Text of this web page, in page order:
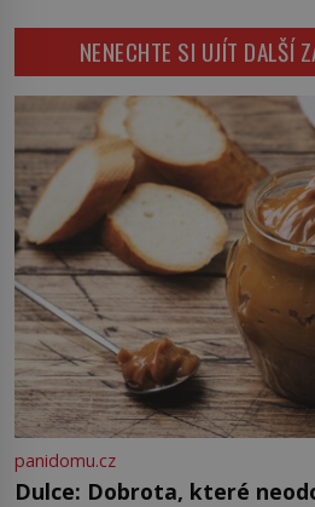
[…]
místo
Jeruzalémě.
zdálo jasné,
Starodávná
Golgota, v
„lebka“,
že právě
NENECHTE SI UJÍT DALŠÍ
panidomu.cz
Dulce: Dobrota, které